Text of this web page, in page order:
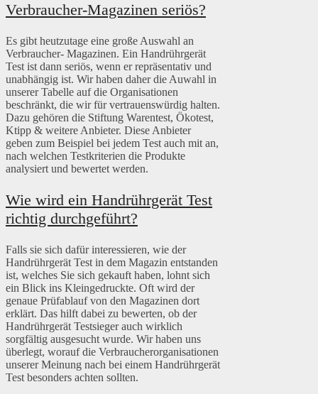
Verbraucher-Magazinen seriös?
Es gibt heutzutage eine große Auswahl an
Verbraucher- Magazinen. Ein Handrührgerät
Test ist dann seriös, wenn er repräsentativ und
unabhängig ist. Wir haben daher die Auwahl in
unserer Tabelle auf die Organisationen
beschränkt, die wir für vertrauenswürdig halten.
Dazu gehören die Stiftung Warentest, Ökotest,
Ktipp & weitere Anbieter. Diese Anbieter
geben zum Beispiel bei jedem Test auch mit an,
nach welchen Testkriterien die Produkte
analysiert und bewertet werden.
Wie wird ein Handrührgerät Test
richtig durchgeführt?
Falls sie sich dafür interessieren, wie der
Handrührgerät Test in dem Magazin entstanden
ist, welches Sie sich gekauft haben, lohnt sich
ein Blick ins Kleingedruckte. Oft wird der
genaue Prüfablauf von den Magazinen dort
erklärt. Das hilft dabei zu bewerten, ob der
Handrührgerät Testsieger auch wirklich
sorgfältig ausgesucht wurde. Wir haben uns
überlegt, worauf die Verbraucherorganisationen
unserer Meinung nach bei einem Handrührgerät
Test besonders achten sollten.